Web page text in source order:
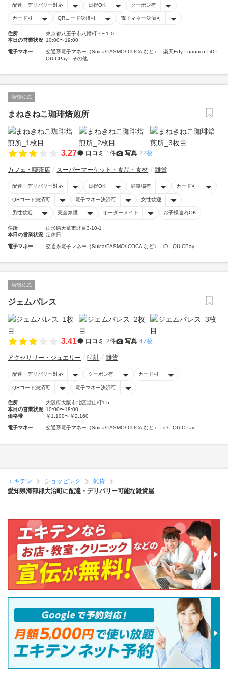
配達・デリバリー対応 日祝OK クーポン有
カード可 QRコード決済可 電子マネー決済可
住所
東京都八王子市八幡町７−１０
本日の営業状況 10:00〜19:00
電子マネー 交通系電子マネー（Suica/PASMO/ICOCA など） 楽天Edy nanaco
iD
QUICPay
その他
店舗公式
まねきねこ珈琲焙煎所
3.27 口コミ 1件 写真 22枚
カフェ・喫茶店 スーパーマーケット・食品・食材 雑貨
配達・デリバリー対応 日祝OK 駐車場有 カード可
QRコード決済可 電子マネー決済可 女性歓迎
男性歓迎 完全禁煙 オーダーメイド お子様連れOK
住所
山形県天童市北目3-10-1
本日の営業状況 定休日
電子マネー 交通系電子マネー（Suica/PASMO/ICOCA など） iD QUICPay
店舗公式
ジェムパレス
3.41 口コミ 2件 写真 47枚
アクセサリー・ジュエリー 時計 雑貨
配達・デリバリー対応 クーポン有 カード可
QRコード決済可 電子マネー決済可
住所
大阪府大阪市北区堂山町1-5
本日の営業状況 10:00〜18:00
価格帯
￥1,100〜￥2,160
電子マネー 交通系電子マネー（Suica/PASMO/ICOCA など） iD QUICPay
エキテン ショッピング
雑貨
愛知県海部郡大治町に配達・デリバリー可能な雑貨屋